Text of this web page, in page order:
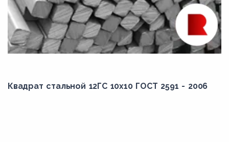
Квадрат стальной 12ГС 10x10 ГОСТ 2591 - 2006